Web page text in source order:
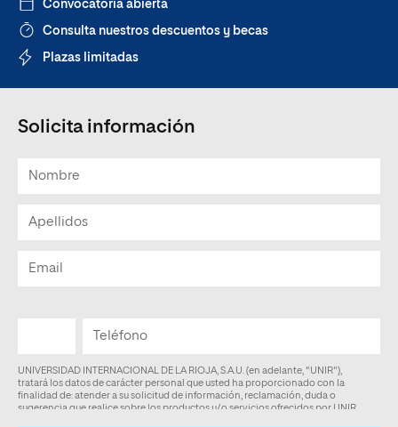
Convocatoria abierta
Consulta nuestros descuentos y becas
Plazas limitadas
Solicita información